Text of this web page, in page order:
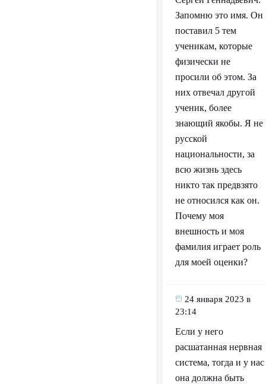
Запомню это имя. Он
поставил 5 тем
ученикам, которые
физически не
просили об этом. За
них отвечал другой
ученик, более
знающий якобы. Я не
русской
национальности, за
всю жизнь здесь
никто так предвзято
не относился как он.
Почему моя
внешность и моя
фамилия играет роль
для моей оценки?
24 января 2023 в
23:14
Если у него
расшатанная нервная
система, тогда и у нас
она должна быть